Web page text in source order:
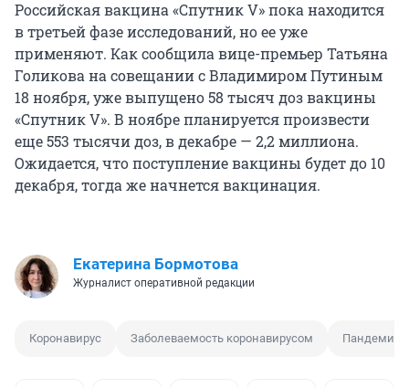
Российская вакцина «Спутник V» пока находится
в третьей фазе исследований, но ее уже
применяют. Как сообщила вице-премьер Татьяна
Голикова на совещании с Владимиром Путиным
18 ноября, уже выпущено 58 тысяч доз вакцины
«Спутник V». В ноябре планируется произвести
еще 553 тысячи доз, в декабре — 2,2 миллиона.
Ожидается, что поступление вакцины будет до 10
декабря, тогда же начнется вакцинация.
Екатерина Бормотова
Журналист оперативной редакции
Коронавирус Заболеваемость коронавирусом Пандемия